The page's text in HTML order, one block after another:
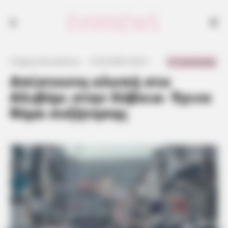
Απίστευτη κλοπή στο
Αλιβέρι στην Εύβοια- Έγινε
θέμα συζήτησης